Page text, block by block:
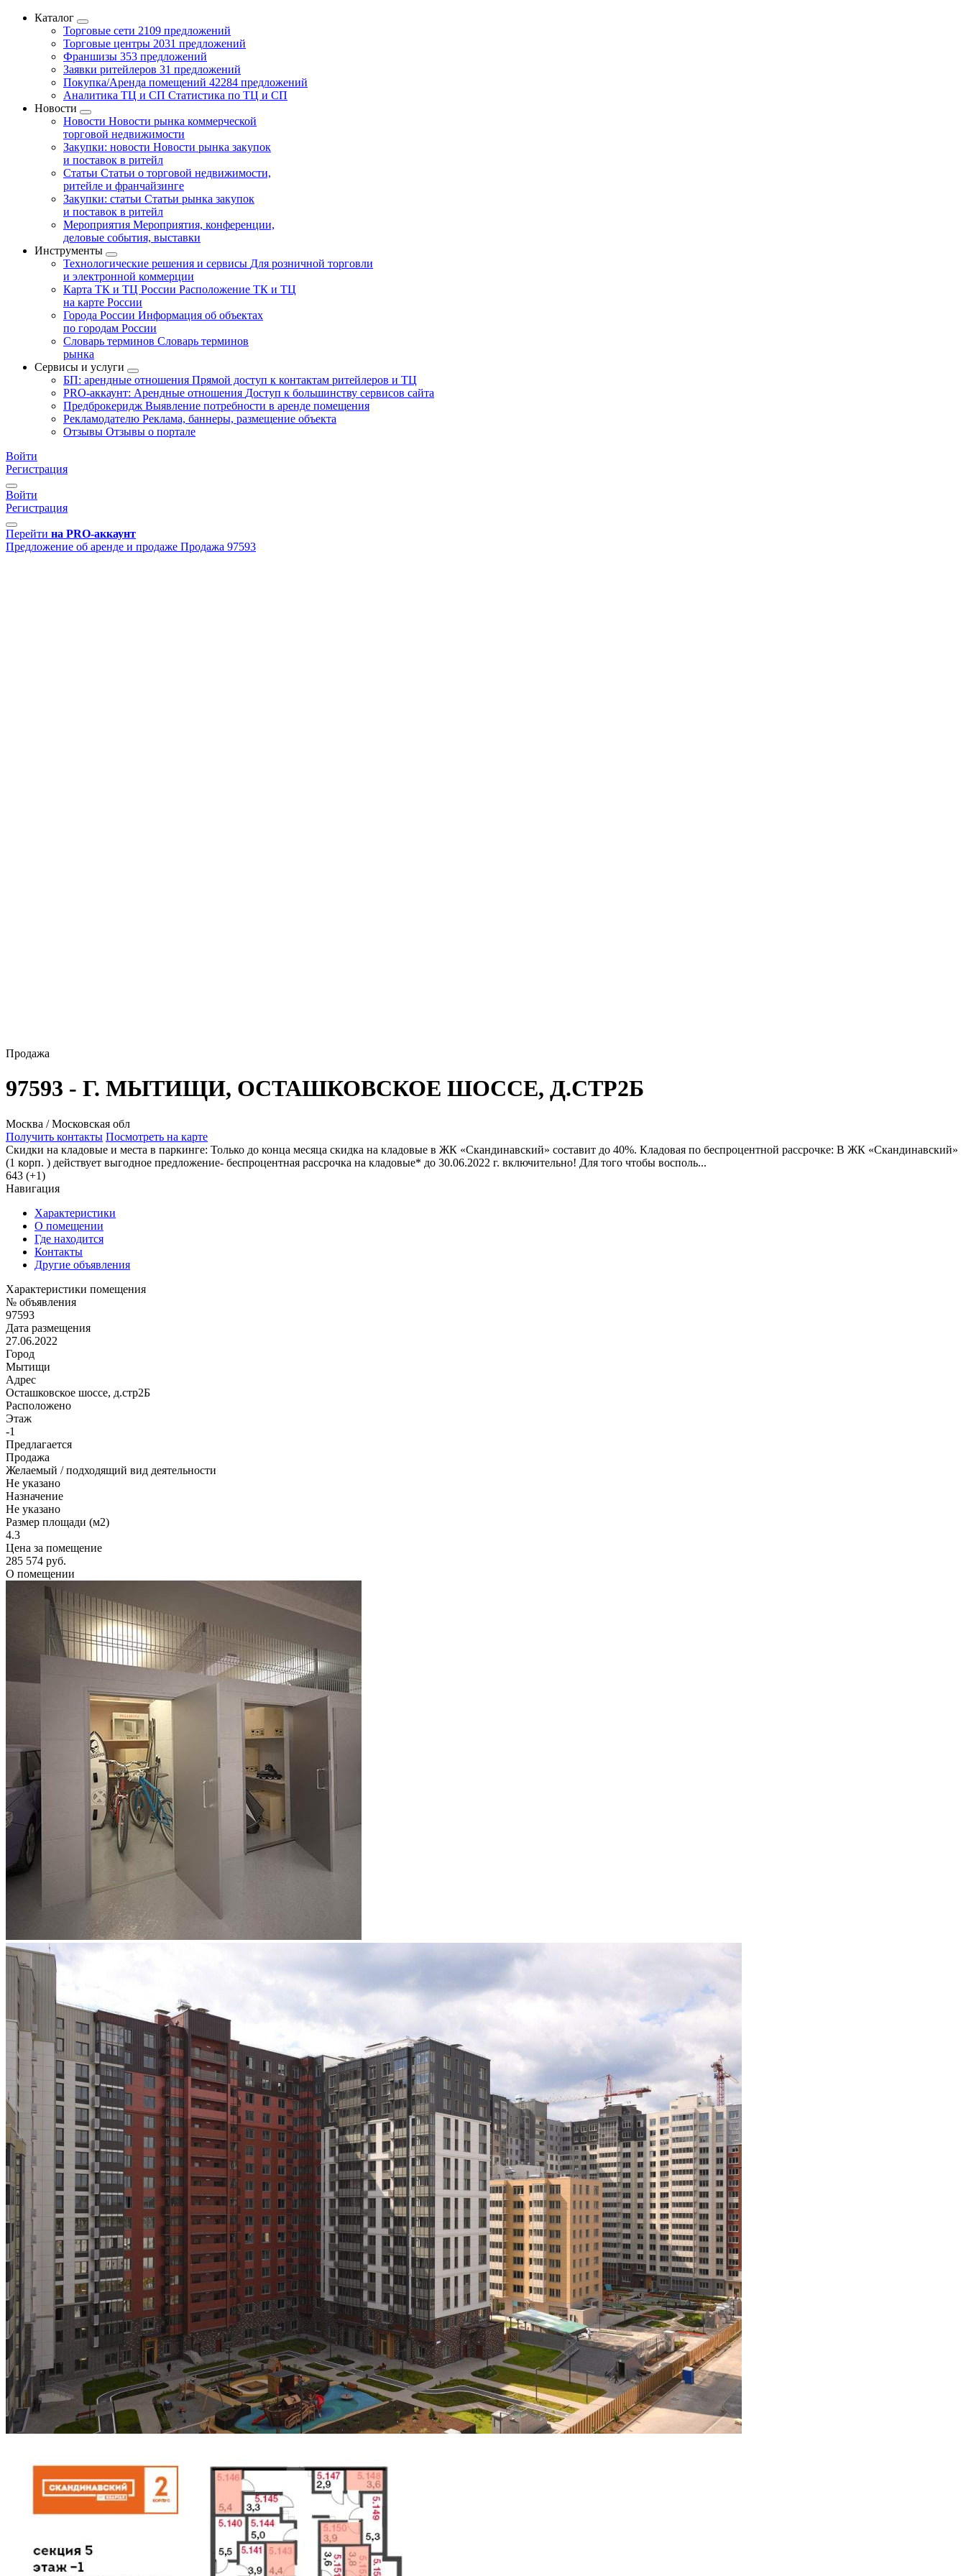
Каталог
Торговые сети 2109 предложений
Торговые центры 2031 предложений
Франшизы 353 предложений
Заявки ритейлеров 31 предложений
Покупка/Аренда помещений 42284 предложений
Аналитика ТЦ и СП Статистика по ТЦ и СП
Новости
Новости Новости рынка коммерческой
торговой недвижимости
Закупки: новости Новости рынка закупок
и поставок в ритейл
Статьи Статьи о торговой недвижимости,
ритейле и франчайзинге
Закупки: статьи Статьи рынка закупок
и поставок в ритейл
Мероприятия Мероприятия, конференции,
деловые события, выставки
Инструменты
Технологические решения и сервисы Для розничной торговли
и электронной коммерции
Карта ТК и ТЦ России Расположение ТК и ТЦ
на карте России
Города России Информация об объектах
по городам России
Словарь терминов Словарь терминов
рынка
Сервисы и услуги
БП: арендные отношения Прямой доступ к контактам ритейлеров и ТЦ
PRO-аккаунт: Арендные отношения Доступ к большинству сервисов сайта
Предброкеридж Выявление потребности в аренде помещения
Рекламодателю Реклама, баннеры, размещение объекта
Отзывы Отзывы о портале
Войти
Регистрация
Войти
Регистрация
Перейти на PRO-аккаунт
Предложение об аренде и продаже Продажа 97593
Продажа
97593 - Г. МЫТИЩИ, ОСТАШКОВСКОЕ ШОССЕ, Д.СТР2Б
Москва / Московская обл
Получить контакты Посмотреть на карте
Скидки на кладовые и места в паркинге: Только до конца месяца скидка на кладовые в ЖК «Скандинавский» составит до 40%. Кладовая по беспроцентной рассрочке: В ЖК «Скандинавский»
(1 корп. ) действует выгодное предложение- беспроцентная рассрочка на кладовые* до 30.06.2022 г. включительно! Для того чтобы восполь...
643 (+1)
Навигация
Характеристики
О помещении
Где находится
Контакты
Другие объявления
Характеристики помещения
№ объявления
97593
Дата размещения
27.06.2022
Город
Мытищи
Адрес
Осташковское шоссе, д.стр2Б
Расположено
Этаж
-1
Предлагается
Продажа
Желаемый / подходящий вид деятельности
Не указано
Назначение
Не указано
Размер площади (м2)
4.3
Цена за помещение
285 574 руб.
О помещении